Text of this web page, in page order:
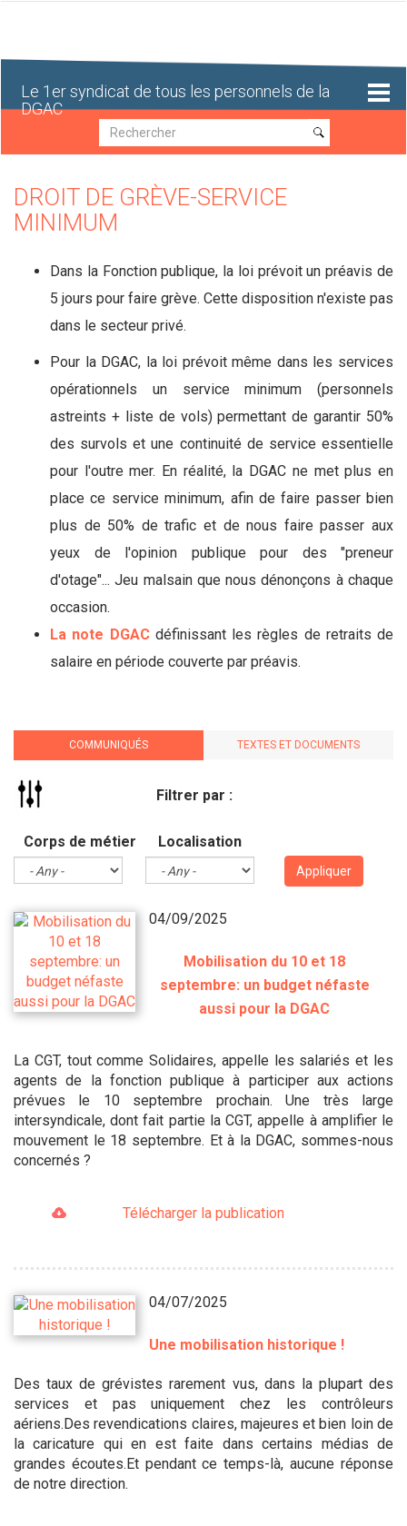
Le 1er syndicat de tous les personnels de la
DGAC
Recherche
Recherche
DROIT DE GRÈVE-SERVICE
MINIMUM
Dans la Fonction publique, la loi prévoit un préavis de
5 jours pour faire grève. Cette disposition n'existe pas
dans le secteur privé.
Pour la DGAC, la loi prévoit même dans les services
opérationnels un service minimum (personnels
astreints + liste de vols) permettant de garantir 50%
des survols et une continuité de service essentielle
pour l'outre mer. En réalité, la DGAC ne met plus en
place ce service minimum, afin de faire passer bien
plus de 50% de trafic et de nous faire passer aux
yeux de l'opinion publique pour des "preneur
d'otage"... Jeu malsain que nous dénonçons à chaque
occasion.
La note DGACdéfinissant les règles de retraits de
salaire en période couverte par préavis.
COMMUNIQUÉS TEXTES ET DOCUMENTS
Filtrer par :
Corps de métier Localisation
Appliquer
04/09/2025
Mobilisation du 10 et 18
septembre: un budget néfaste
aussi pour la DGAC
La CGT, tout comme Solidaires, appelle les salariés et les
agents de la fonction publique à participer aux actions
prévues le 10 septembre prochain. Une très large
intersyndicale, dont fait partie la CGT, appelle à amplifier le
mouvement le 18 septembre. Et à la DGAC, sommes-nous
concernés ?
Télécharger la publication
04/07/2025
Une mobilisation historique !
Des taux de grévistes rarement vus, dans la plupart des
services et pas uniquement chez les contrôleurs
aériens.Des revendications claires, majeures et bien loin de
la caricature qui en est faite dans certains médias de
grandes écoutes.Et pendant ce temps-là, aucune réponse
de notre direction.